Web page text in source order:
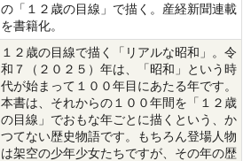
の「１２歳の目線」で描く。産経新聞連載
を書籍化。
１２歳の目線で描く「リアルな昭和」。令
和７（２０２５）年は、「昭和」という時
代が始まって１００年目にあたる年です。
本書は、それからの１００年間を「１２歳
の目線」でおもな年ごとに描くという、か
つてない歴史物語です。もちろん登場人物
は架空の少年少女たちですが、その年の歴